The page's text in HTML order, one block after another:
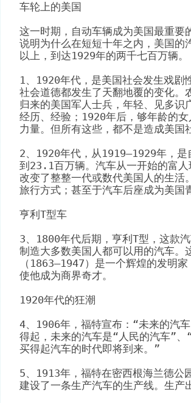
车轮上的美国
这一时期，自动车辆成为美国最重要
说明为什么在短短十年之内，美国
以上，到达1929年的两千七百万辆。
1、1920年代，是美国社会发生戏剧
社会道德都发生了天翻地覆的变化。
归来的美国军人士兵，年轻、见多
经历、经验；1920年后，够年龄的
力量。但所有这些，都不是造成美国
2、1920年代，从1919—1929年，
到23.1百万辆。汽车从一开始的富
改变了整整一代或数代美国人的生活
旅行方式；甚至于汽车后座成为美国
亨利T型车
3、1800年代后期，亨利T型，这款
制造大多数美国人都可以用的汽车。
（1863—1947）是一个辉煌的发明
使他成为商界奇才。
1920年代的狂潮
4、1906年，福特宣布：“未来的汽
得起，未来的汽车是“人民的汽车”
买得起汽车的时代即将到来。”
5、1913年，福特在密西根海兰德公
建设了一条生产汽车的生产线。生产